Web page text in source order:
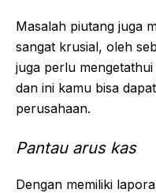
Masalah piutang juga
sangat krusial, oleh
juga perlu
dan ini kamu bisa
perusahaan.
Pantau arus kas
Dengan memiliki